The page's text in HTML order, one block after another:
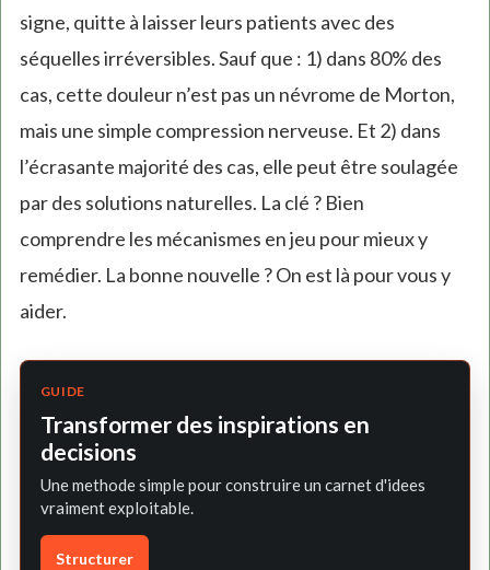
signe, quitte à laisser leurs patients avec des
séquelles irréversibles. Sauf que : 1) dans 80% des
cas, cette douleur n’est pas un névrome de Morton,
mais une simple compression nerveuse. Et 2) dans
l’écrasante majorité des cas, elle peut être soulagée
par des solutions naturelles. La clé ? Bien
comprendre les mécanismes en jeu pour mieux y
remédier. La bonne nouvelle ? On est là pour vous y
aider.
GUIDE
Transformer des inspirations en
decisions
Une methode simple pour construire un carnet d'idees
vraiment exploitable.
Structurer